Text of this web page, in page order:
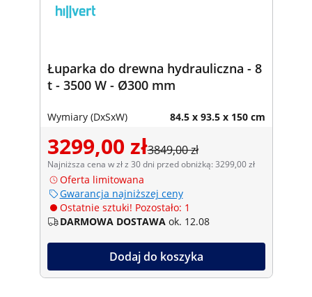
Łuparka do drewna hydrauliczna - 8
t - 3500 W - Ø300 mm
Wymiary (DxSxW) 84.5 x 93.5 x 150 cm
3299,00 zł3849,00 zł
Najniższa cena w zł z 30 dni przed obniżką: 3299,00 zł
Oferta limitowana
Gwarancja najniższej ceny
Ostatnie sztuki! Pozostało: 1
DARMOWA DOSTAWA ok. 12.08
Dodaj do koszyka